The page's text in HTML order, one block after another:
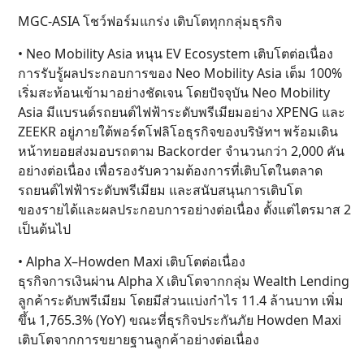
MGC-ASIA โชว์ฟอร์มแกร่ง เติบโตทุกกลุ่มธุรกิจ
• Neo Mobility Asia หนุน EV Ecosystem เติบโตต่อเนื่อง
การรับรู้ผลประกอบการของ Neo Mobility Asia เต็ม 100%
เริ่มสะท้อนเข้ามาอย่างชัดเจน โดยปัจจุบัน Neo Mobility
Asia มีแบรนด์รถยนต์ไฟฟ้าระดับพรีเมียมอย่าง XPENG และ
ZEEKR อยู่ภายใต้พอร์ตโฟลิโอธุรกิจของบริษัทฯ พร้อมเดิน
หน้าทยอยส่งมอบรถตาม Backorder จำนวนกว่า 2,000 คัน
อย่างต่อเนื่อง เพื่อรองรับความต้องการที่เติบโตในตลาด
รถยนต์ไฟฟ้าระดับพรีเมียม และสนับสนุนการเติบโต
ของรายได้และผลประกอบการอย่างต่อเนื่อง ตั้งแต่ไตรมาส 2
เป็นต้นไป
• Alpha X–Howden Maxi เติบโตต่อเนื่อง
ธุรกิจการเงินผ่าน Alpha X เติบโตจากกลุ่ม Wealth Lending
ลูกค้าระดับพรีเมียม โดยมีส่วนแบ่งกำไร 11.4 ล้านบาท เพิ่ม
ขึ้น 1,765.3% (YoY) ขณะที่ธุรกิจประกันภัย Howden Maxi
เติบโตจากการขยายฐานลูกค้าอย่างต่อเนื่อง